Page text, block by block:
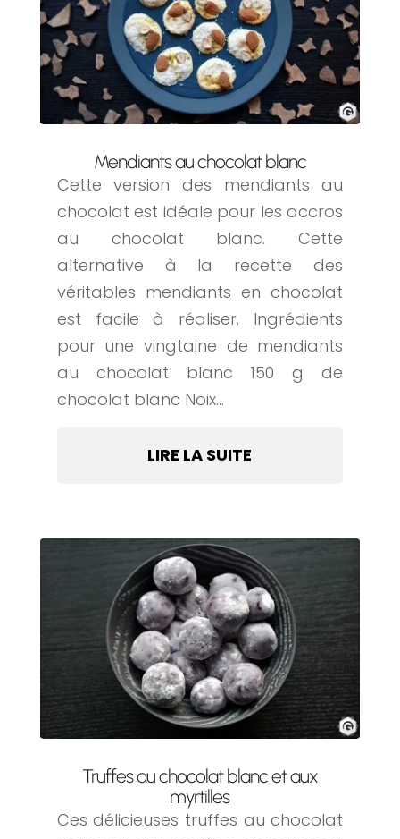
Mendiants au chocolat blanc
Cette version des mendiants au
chocolat est idéale pour les accros
au chocolat blanc. Cette
alternative à la recette des
véritables mendiants en chocolat
est facile à réaliser. Ingrédients
pour une vingtaine de mendiants
au chocolat blanc 150 g de
chocolat blanc Noix...
LIRE LA SUITE
Truffes au chocolat blanc et aux
myrtilles
Ces délicieuses truffes au chocolat